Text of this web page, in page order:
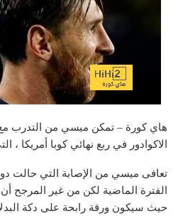
هاي كورة – تمكن ميسي من التدرب
الاكوادور في ربع نهائي كوبا أمريكا ،
تعافى ميسي من الإصابة التي حالت
الفترة الماضية لكن من غير المرجح أن
حيث سيكون ورقة رابحة على دكة